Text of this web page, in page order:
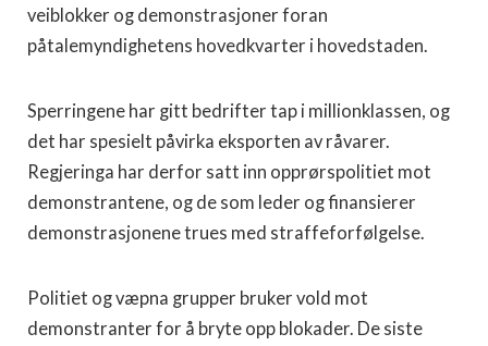
veiblokker og demonstrasjoner foran
påtalemyndighetens hovedkvarter i hovedstaden.
Sperringene har gitt bedrifter tap i millionklassen, og
det har spesielt påvirka eksporten av råvarer.
Regjeringa har derfor satt inn opprørspolitiet mot
demonstrantene, og de som leder og finansierer
demonstrasjonene trues med straffeforfølgelse.
Politiet og væpna grupper bruker vold mot
demonstranter for å bryte opp blokader. De siste